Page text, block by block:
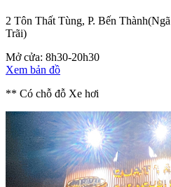
2 Tôn Thất Tùng, P. Bến Thành
Trãi)
Mở cửa: 8h30-20h30
Xem bản đồ
** Có chỗ đỗ Xe hơi